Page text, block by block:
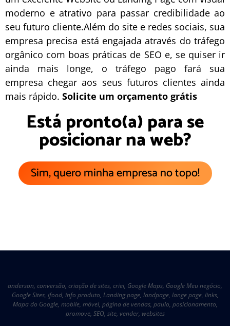
moderno e atrativo para passar credibilidade ao
seu futuro cliente.Além do site e redes sociais, sua
empresa precisa está engajada através do tráfego
orgânico com boas práticas de SEO e, se quiser ir
ainda mais longe, o tráfego pago fará sua
empresa chegar aos seus futuros clientes ainda
mais rápido. Solicite um orçamento grátis
Está pronto(a) para se
posicionar na web?
Sim, quero minha empresa no topo!
anderson, conversão, criação de sites, criei, Google Maps, Google Meu negócio,
Google Sites, ifood, info produto, Landing page, landpage, lange page, links,
Mapa do Google, mobile, móvel, página de vendas, paulo, posicionamento,
promove, SEO, site, vender, websites